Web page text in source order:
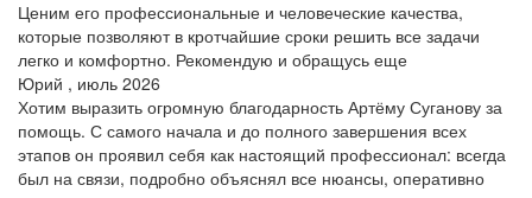
Ценим его профессиональные и человеческие качества,
которые позволяют в кротчайшие сроки решить все задачи
легко и комфортно. Рекомендую и обращусь еще
Юрий , июль 2026
Хотим выразить огромную благодарность Артёму Суганову за
помощь. С самого начала и до полного завершения всех
этапов он проявил себя как настоящий профессионал: всегда
был на связи, подробно объяснял все нюансы, оперативно